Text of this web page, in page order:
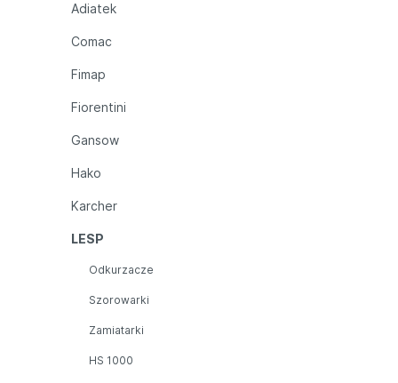
Adiatek
Comac
Fimap
Fiorentini
Gansow
Hako
Karcher
LESP
Odkurzacze
Szorowarki
Zamiatarki
HS 1000